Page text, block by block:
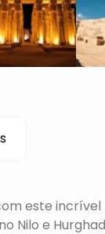
este incrível
Nilo e